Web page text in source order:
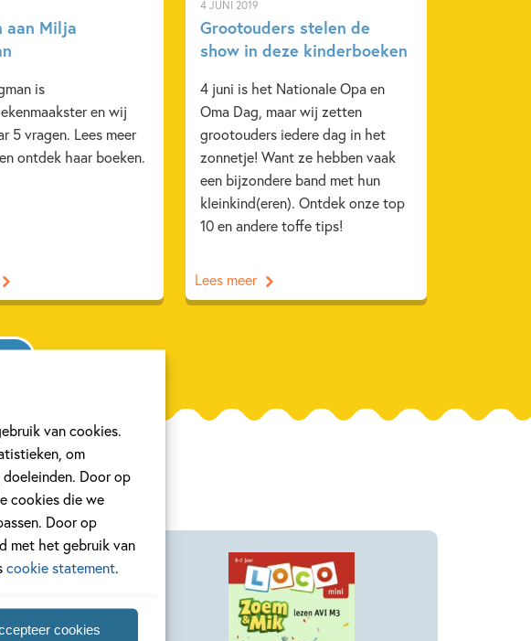
van cookies.
om
Door op
cookies die we
Door op
met het gebruik van
cookie statement.
cookies
aan Milja
is
en wij
5 vragen. Lees meer
ontdek haar boeken.
4 JUNI 2019
Grootouders stelen de
show in deze kinderboeken
4 juni is het Nationale Opa en
Oma Dag, maar wij zetten
grootouders iedere dag in het
zonnetje! Want ze hebben vaak
een bijzondere band met hun
kleinkind(eren). Ontdek onze top
10 en andere toffe tips!
Lees meer